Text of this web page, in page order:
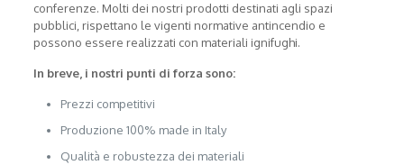
conferenze. Molti dei nostri prodotti destinati agli spazi
pubblici, rispettano le vigenti normative antincendio e
possono essere realizzati con materiali ignifughi.
In breve, i nostri punti di forza sono:
Prezzi competitivi
Produzione 100% made in Italy
Qualità e robustezza dei materiali